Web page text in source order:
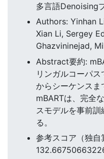
多言語Denoising
Authors: Yinhan
Xian Li, Sergey
Ghazvininejad,
Abstract要約:
リンガルコーパ
からシーケンスま
mBARTは、完全
スモデルを事前
る。
参考スコア（独自